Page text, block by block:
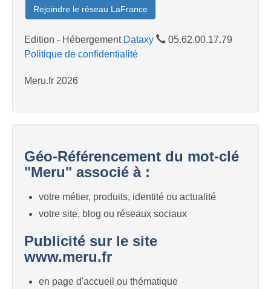
Rejoindre le réseau LaFrance
Edition - Hébergement Dataxy
05.62.00.17.79
Politique de confidentialité
Meru.fr 2026
Géo-Référencement du mot-clé
"Meru" associé à :
votre métier, produits, identité ou actualité
votre site, blog ou réseaux sociaux
Publicité sur le site
www.meru.fr
en page d'accueil ou thématique